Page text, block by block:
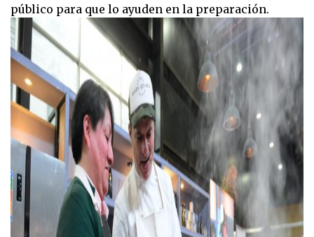
público para que lo ayuden en la preparación.